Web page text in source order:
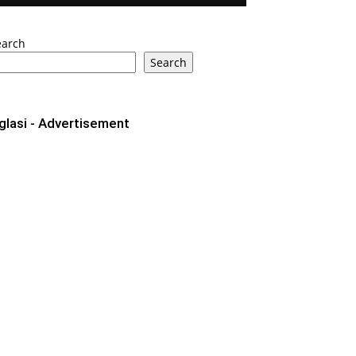
Search
- Advertisement